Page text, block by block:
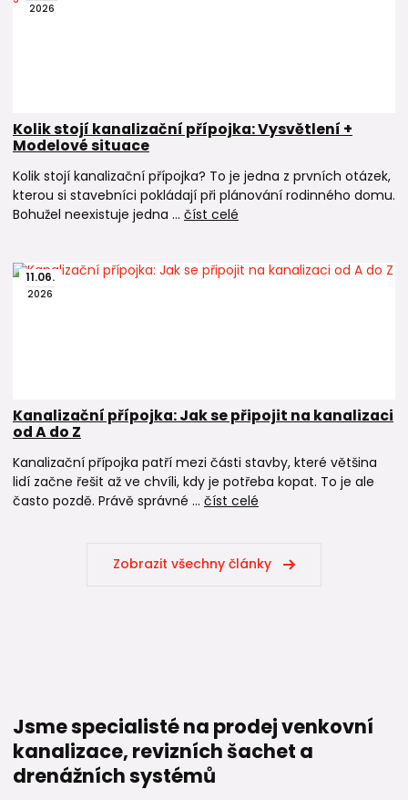
2026
Kolik stojí kanalizační přípojka: Vysvětlení +
Modelové situace
Kolik stojí kanalizační přípojka? To je jedna z prvních otázek,
kterou si stavebníci pokládají při plánování rodinného domu.
Bohužel neexistuje jedna ... číst celé
11.06.
2026
Kanalizační přípojka: Jak se připojit na kanalizaci
od A do Z
Kanalizační přípojka patří mezi části stavby, které většina
lidí začne řešit až ve chvíli, kdy je potřeba kopat. To je ale
často pozdě. Právě správné ... číst celé
Zobrazit všechny články
Jsme specialisté na prodej venkovní
kanalizace, revizních šachet a
drenážních systémů